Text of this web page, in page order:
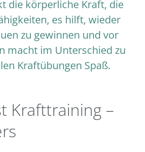
die körperliche Kraft, die
es hilft, wieder
zu gewinnen und vor
macht im Unterschied zu
Kraftübungen Spaß.
Krafttraining –